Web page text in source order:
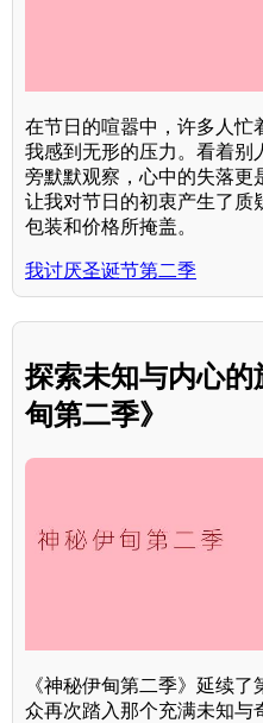
在节日的喧嚣中，许多人忙
我感到无形的压力。看着别
旁默默观察，心中的失落更
让我对节日的初衷产生了质
包装和价格所掩盖。
我讨厌圣诞节第二季
探索未知与内心
甸第二季》
《神秘伊甸第二季》延续
众再次踏入那个充满未知与